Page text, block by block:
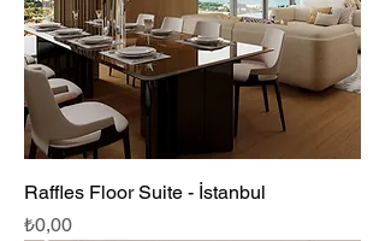
Raffles Floor Suite - İstanbul
Fiyat
₺0,00